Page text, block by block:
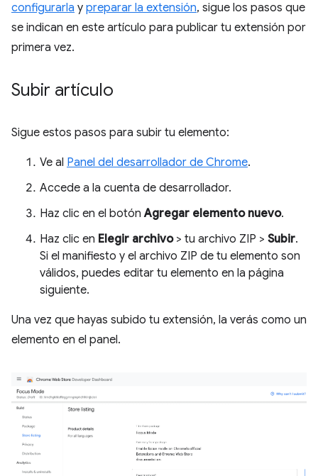
configurarla y preparar la extensión, sigue los pasos que
se indican en este artículo para publicar tu extensión por
primera vez.
Subir artículo
Sigue estos pasos para subir tu elemento:
Ve al Panel del desarrollador de Chrome.
Accede a la cuenta de desarrollador.
Haz clic en el botónAgregar elemento nuevo.
Haz clic en Elegir archivo> tu archivo ZIP > Subir.
Si el manifiesto y el archivo ZIP de tu elemento son
válidos, puedes editar tu elemento en la página
siguiente.
Una vez que hayas subido tu extensión, la verás como un
elemento en el panel.